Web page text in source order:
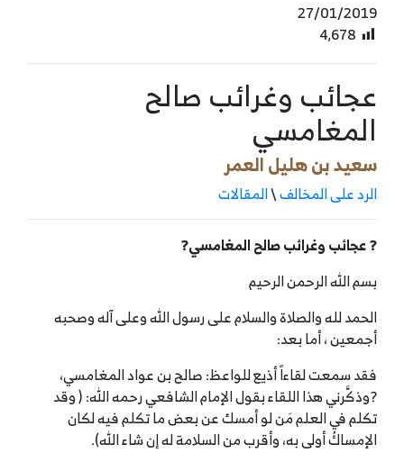
27/01/2019
4٬678
عجائب وغرائب صالح
المغامسي
سعيد بن هليل العمر
الرد على المخالف\المقالات
?عجائب وغرائب صالح المغامسي?
بسم الله الرحمن الرحيم
الحمد لله والصلاة والسلام على رسول الله وعلى آله وصحبه
أجمعين ، أما بعد:
فقد سمعت لقاءاً أذيع للواعظ: صالح بن عواد المغامسي،
?وذكَّرني هذا اللقاء بقول الإمام الشافعي رحمه الله: ( وقد
تكلم في العلم مَن لو أمسك عن بعض ما تكلم فيه لكان
الإمساكُ أولى به، وأقرب من السلامة له إن شاء الله).